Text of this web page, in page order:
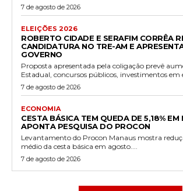
7 de agosto de 2026
ELEIÇÕES 2026
ROBERTO CIDADE E SERAFIM CORRÊA
CANDIDATURA NO TRE-AM E
GOVERNO
Proposta apresentada pela coligação prevê
Estadual, concursos públicos, investimentos em
7 de agosto de 2026
ECONOMIA
CESTA BÁSICA TEM QUEDA DE 5,18% EM
APONTA PESQUISA DO PROCON
Levantamento do Procon Manaus mostra
médio da cesta básica em agosto....
7 de agosto de 2026